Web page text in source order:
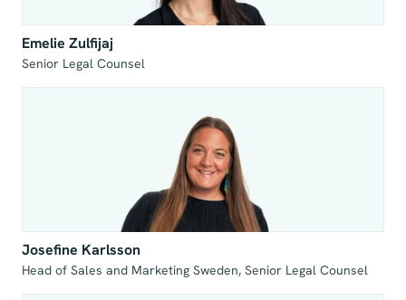
Emelie Zulfijaj
Senior Legal Counsel
Josefine Karlsson
Head of Sales and Marketing Sweden, Senior Legal Counsel